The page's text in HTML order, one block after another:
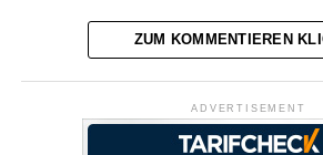
ZUM KOMMENTIEREN
ADVERTISEMENT